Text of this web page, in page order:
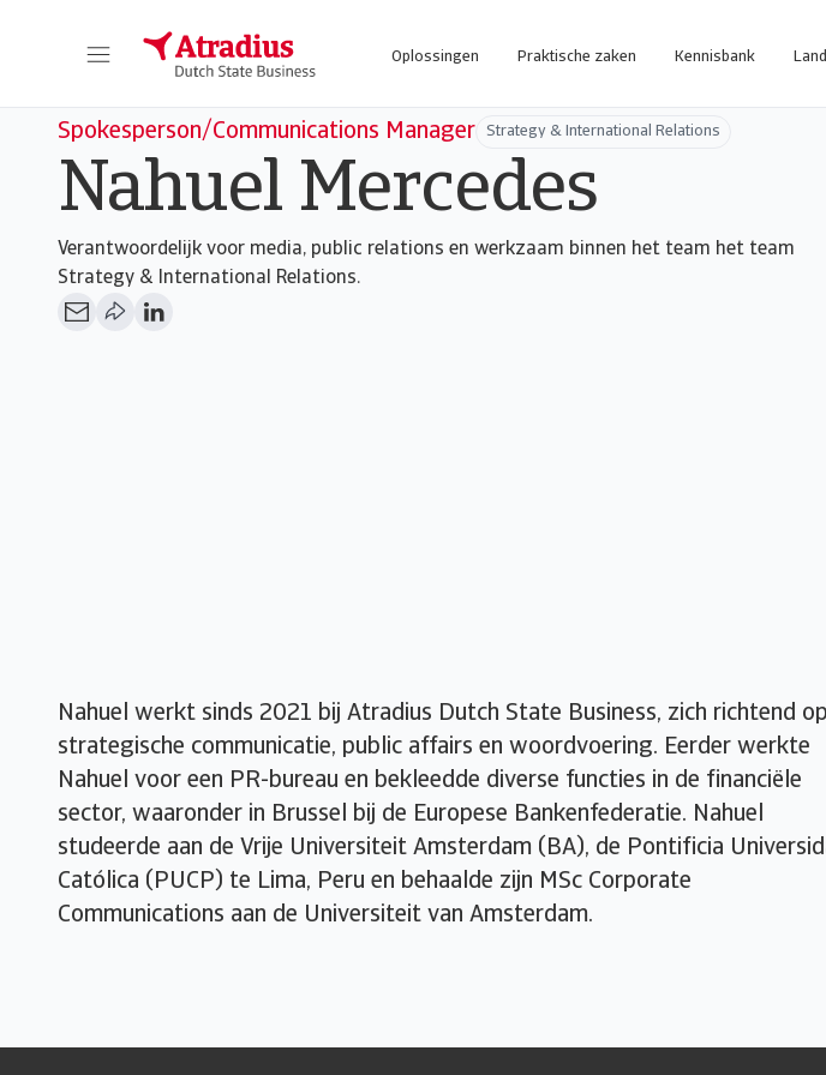
Oplossingen Praktische zaken Kennisbank
Spokesperson/Communications Manager Strategy & International Relations
Nahuel Mercedes
Verantwoordelijk voor media, public relations en werkzaam binnen het team het team
Strategy & International Relations.
Nahuel werkt sinds 2021 bij Atradius Dutch State Business, zich richtend op
strategische communicatie, public affairs en woordvoering. Eerder werkte
Nahuel voor een PR-bureau en bekleedde diverse functies in de financiële
sector, waaronder in Brussel bij de Europese Bankenfederatie. Nahuel
studeerde aan de Vrije Universiteit Amsterdam (BA), de Pontificia
Católica (PUCP) te Lima, Peru en behaalde zijn MSc Corporate
Communications aan de Universiteit van Amsterdam.